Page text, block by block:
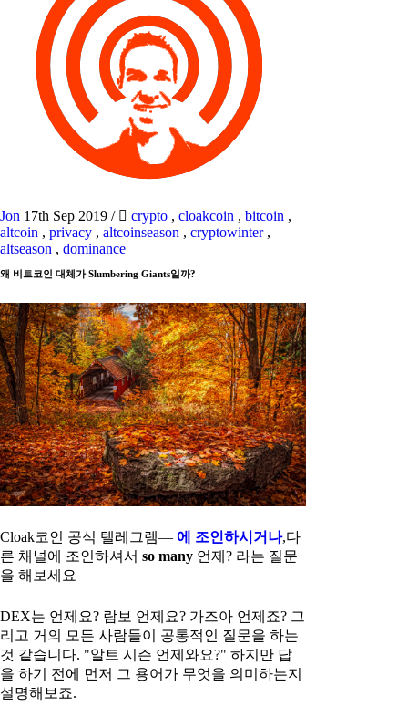
Jon 17th Sep 2019 / crypto , cloakcoin , bitcoin ,
altcoin , privacy , altcoinseason , cryptowinter,
altseason , dominance
왜 비트코인 대체가 Slumbering Giants일까?
Cloak코인 공식 텔레그렘— 에 조인하시거나,다
른 채널에 조인하셔서 so many 언제? 라는 질문
을 해보세요
DEX는 언제요? 람보 언제요? 가즈아 언제죠? 그
리고 거의 모든 사람들이 공통적인 질문을 하는
것 같습니다. "알트 시즌 언제와요?" 하지만 답
을 하기 전에 먼저 그 용어가 무엇을 의미하는지
설명해보죠.